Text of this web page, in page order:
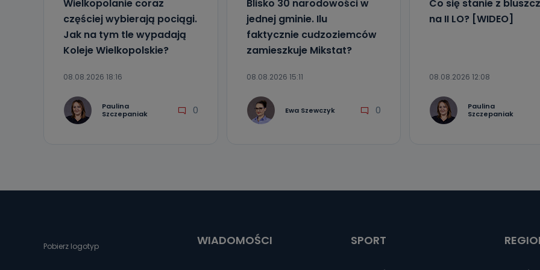
Wielkopolanie coraz
częściej wybierają pociągi.
Jak na tym tle wypadają
Koleje Wielkopolskie?
08.08.2026 18:16
Paulina
Szczepaniak
0
Blisko 30 narodowości w
jednej gminie. Ilu
faktycznie cudzoziemców
zamieszkuje Mikstat?
08.08.2026 15:11
Ewa Szewczyk 0
Co się stanie z
na II LO? [WIDEO]
08.08.2026 12:08
Paulina
Szczepaniak
Pobierz logotyp WIADOMOŚCI SPORT